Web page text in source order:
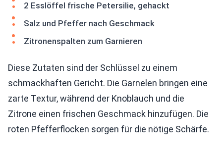
2 Esslöffel frische Petersilie, gehackt
Salz und Pfeffer nach Geschmack
Zitronenspalten zum Garnieren
Diese Zutaten sind der Schlüssel zu einem
schmackhaften Gericht. Die Garnelen bringen eine
zarte Textur, während der Knoblauch und die
Zitrone einen frischen Geschmack hinzufügen. Die
roten Pfefferflocken sorgen für die nötige Schärfe.